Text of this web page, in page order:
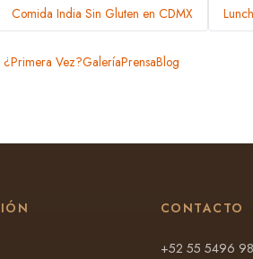
Comida India Sin Gluten en CDMX
¿Primera Vez?GaleríaPrensaBlog
CONTACTO
+52 55 5496